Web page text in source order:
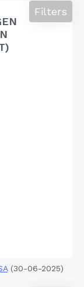
Filters
(30-06-2025)